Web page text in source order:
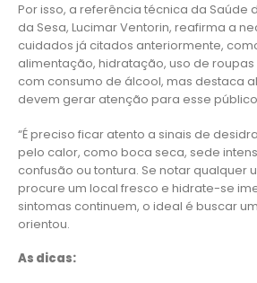
Por isso, a referência técnica da Saúde
da Sesa, Lucimar Ventorin, reafirma a
cuidados já citados anteriormente,
alimentação, hidratação, uso de
com consumo de álcool, mas destaca
devem gerar atenção para esse
“É preciso ficar atento a sinais de
pelo calor, como boca seca, sede
confusão ou tontura. Se notar qualquer
procure um local fresco e hidrate-se
sintomas continuem, o ideal é buscar
orientou.
As dicas: